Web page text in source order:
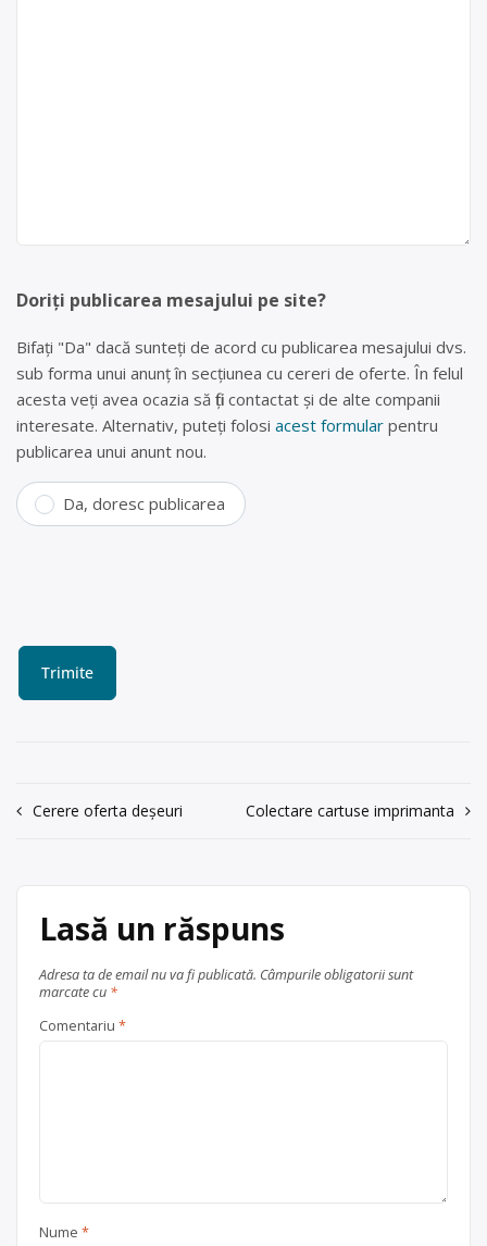
Doriți publicarea mesajului pe site?
Bifați "Da" dacă sunteți de acord cu publicarea mesajului dvs.
sub forma unui anunț în secțiunea cu cereri de oferte. În felul
acesta veți avea ocazia să fiți contactat și de alte companii
interesate. Alternativ, puteți folosi acest formular pentru
publicarea unui anunt nou.
Da, doresc publicarea
Navigare
Cerere oferta deșeuri Colectare cartuse imprimanta
Lasă un răspuns
Adresa ta de email nu va fi publicată. Câmpurile obligatorii sunt
marcate cu *
Comentariu *
Nume *